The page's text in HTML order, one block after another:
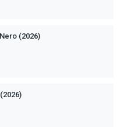
(2026)